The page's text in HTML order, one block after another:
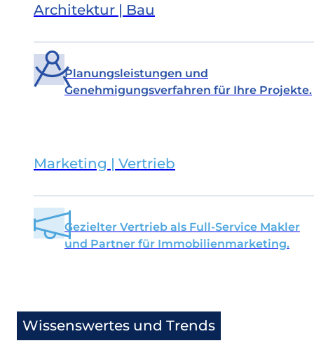
Architektur | Bau
Planungsleistungen und
Genehmigungsverfahren für Ihre Projekte.
Marketing | Vertrieb
Gezielter Vertrieb als Full-Service Makler
und Partner für Immobilienmarketing.
Wissenswertes und Trends